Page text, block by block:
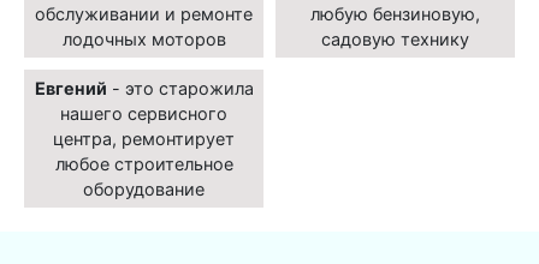
обслуживании и ремонте
лодочных моторов
любую бензиновую,
садовую технику
Евгений - это старожила
нашего сервисного
центра, ремонтирует
любое строительное
оборудование